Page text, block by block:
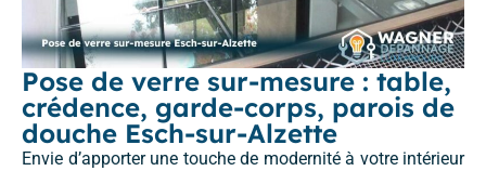
Pose de verre sur-mesure : table,
crédence, garde-corps, parois de
douche Esch-sur-Alzette
Envie d’apporter une touche de modernité à votre intérieur